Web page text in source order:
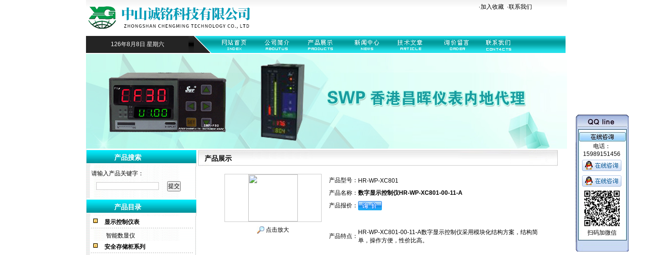
·加入收藏 ·联系我们
126年8月8日 星期六
产品搜索
请输入产品关键字：
产品目录
显示控制仪表
智能数显仪
安全存储柜系列
产品展示
点击放大
产品型号： HR-WP-XC801
产品名称： 数字显示控制仪HR-WP-XC801-00-11-A
产品报价：
产品特点：
HR-WP-XC801-00-11-A数字显示控制仪采用模块化结构方案，结构简
单，操作方便，性价比高。
电话：
15989151456
扫码加微信